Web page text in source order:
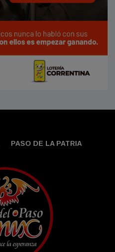
PASO DE LA PATRIA